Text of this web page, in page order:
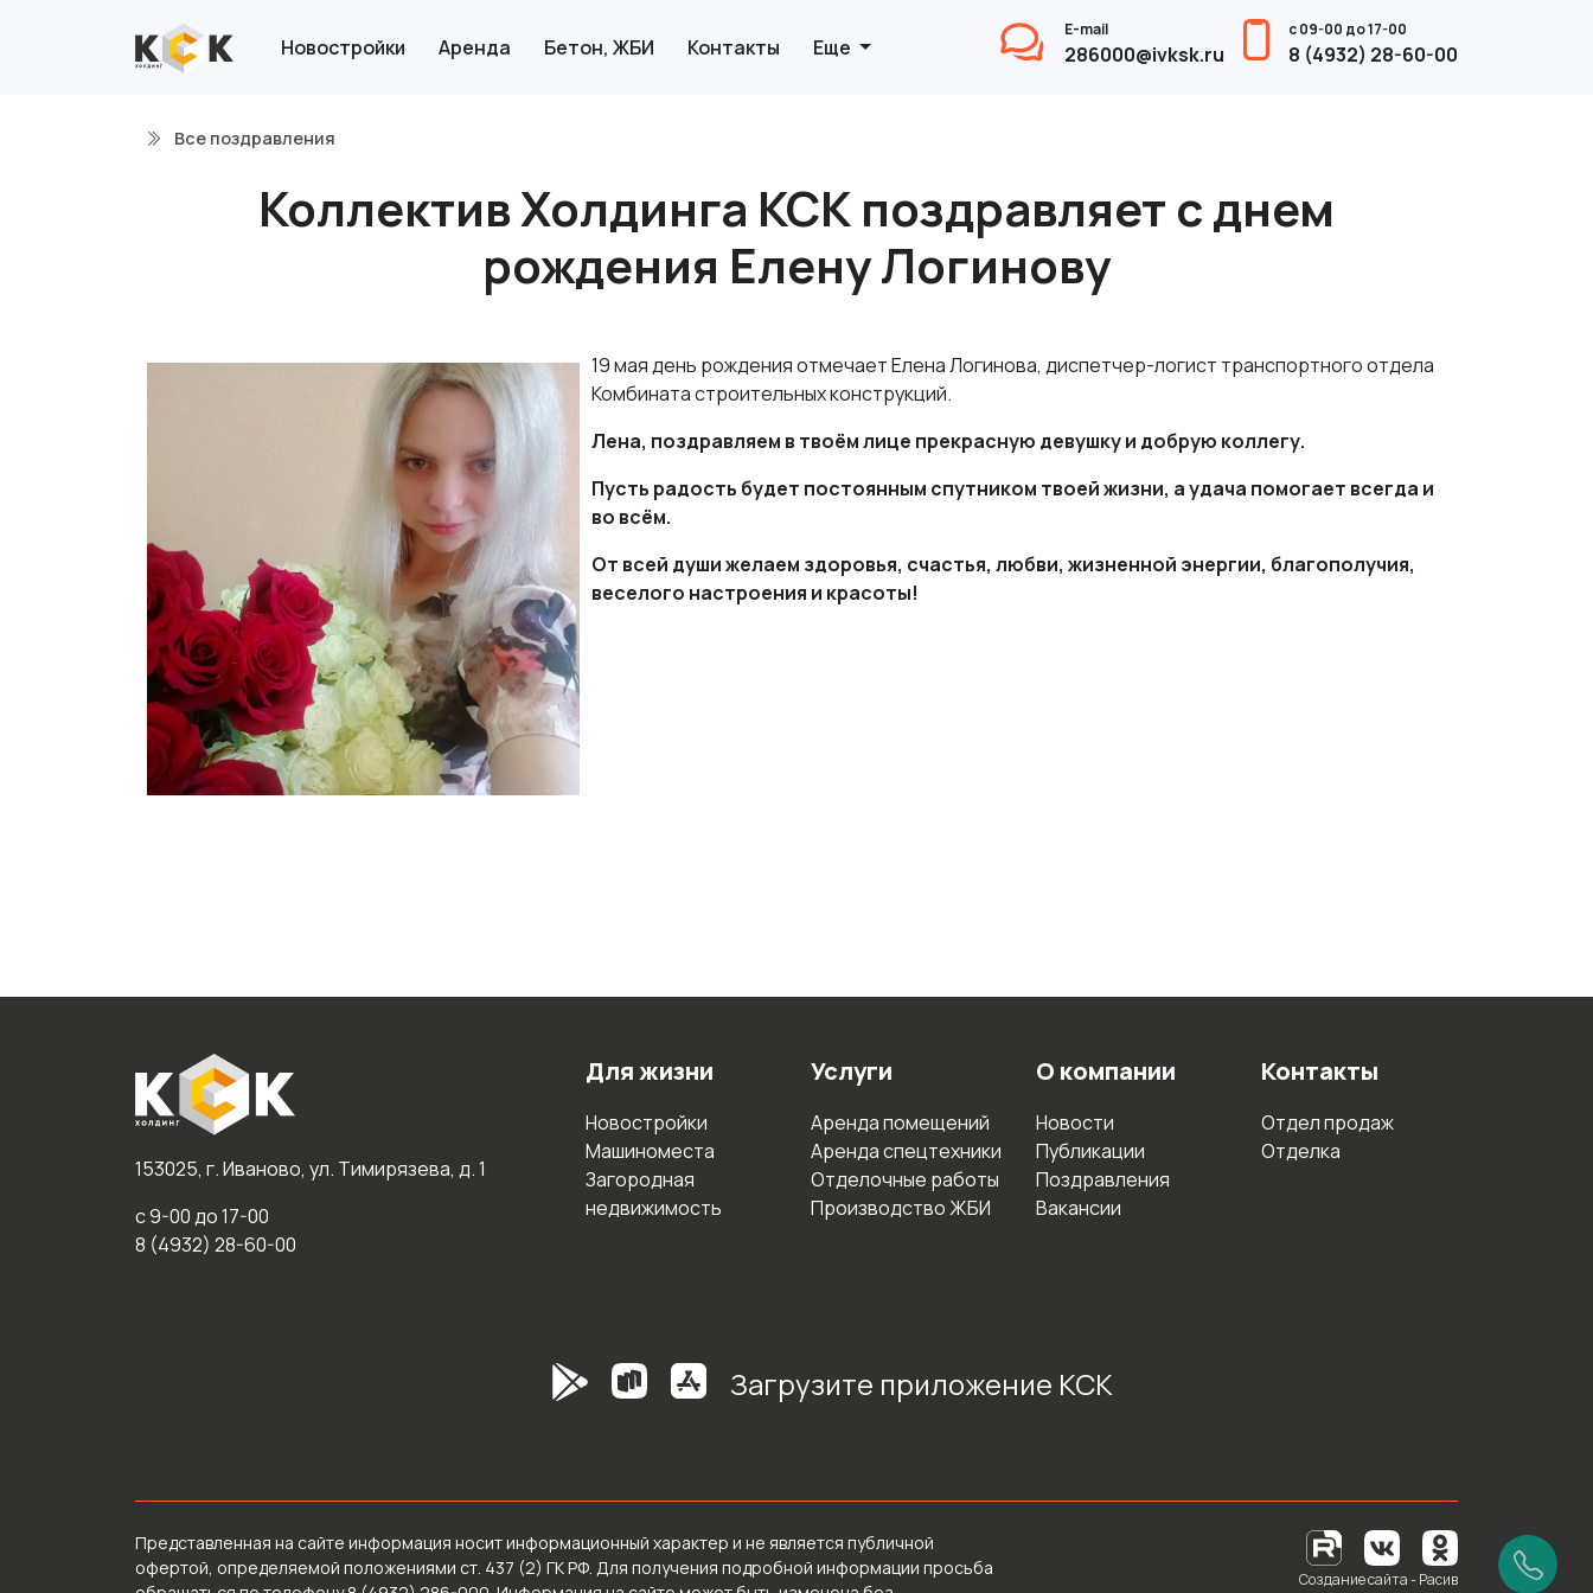
Новостройки Аренда Бетон, ЖБИ Контакты Еще
E-mail
286000@ivksk.ru
с 09-00 до 17-00
8 (4932) 28-60-00
Все поздравления
Коллектив Холдинга КСК поздравляет с днем
рождения Елену Логинову
19 мая день рождения отмечает Елена Логинова, диспетчер-логист транспортного отдела
Комбината строительных конструкций.
Лена, поздравляем в твоём лице прекрасную девушку и добрую коллегу.
Пусть радость будет постоянным спутником твоей жизни, а удача помогает всегда и
во всём.
От всей души желаем здоровья, счастья, любви, жизненной энергии, благополучия,
веселого настроения и красоты!
153025, г. Иваново, ул. Тимирязева, д. 1
с 9-00 до 17-00
8 (4932) 28-60-00
Для жизни
Новостройки
Машиноместа
Загородная
недвижимость
Услуги
Аренда помещений
Аренда спецтехники
Отделочные работы
Производство ЖБИ
О компании
Новости
Публикации
Поздравления
Вакансии
Контакты
Отдел продаж
Отделка
Загрузите приложение КСК
Представленная на сайте информация носит информационный характер и не является публичной
офертой, определяемой положениями ст. 437 (2) ГК РФ. Для получения подробной информации просьба
Создание сайта - Расив